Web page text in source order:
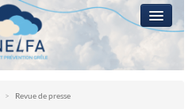
L’ANELFA
CAMPAGNE
> Revue de presse